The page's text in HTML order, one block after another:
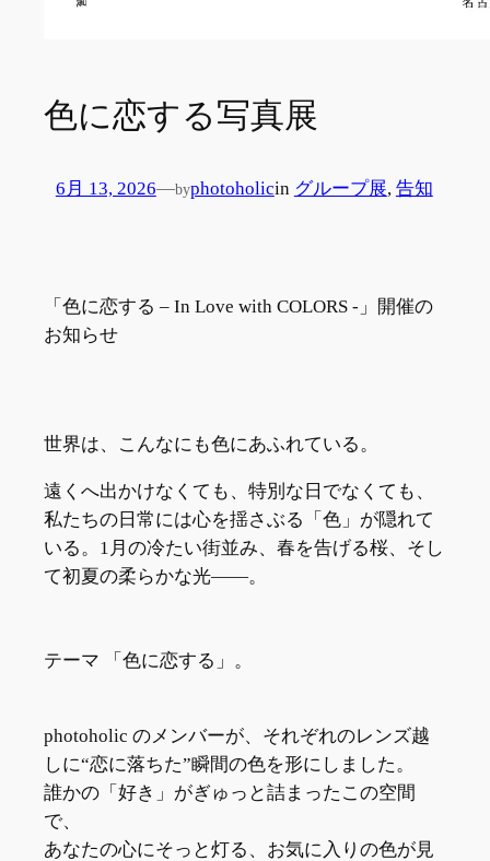
色に恋する写真展
6月 13, 2026—byphotoholicin グループ展, 告知
「色に恋する – In Love with COLORS -」開催の
お知らせ
世界は、こんなにも色にあふれている。
遠くへ出かけなくても、特別な日でなくても、
私たちの日常には心を揺さぶる「色」が隠れて
いる。1月の冷たい街並み、春を告げる桜、そし
て初夏の柔らかな光――。
テーマ 「色に恋する」。
photoholic のメンバーが、それぞれのレンズ越
しに“恋に落ちた”瞬間の色を形にしました。
誰かの「好き」がぎゅっと詰まったこの空間
で、
あなたの心にそっと灯る、お気に入りの色が見